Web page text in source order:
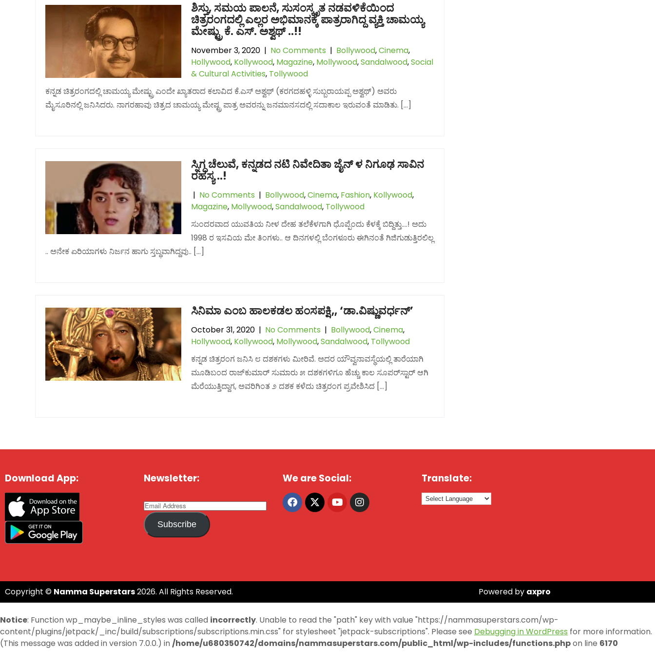
ಶಿಸ್ತು, ಸಮಯ ಪಾಲನೆ, ಸುಸಂಸ್ಕೃತ ನಡವಳಿಕೆಯಿಂದ
ಚಿತ್ರರಂಗದಲ್ಲಿ ಎಲ್ಲರ ಅಭಿಮಾನಕ್ಕೆ ಪಾತ್ರರಾಗಿದ್ದ ವ್ಯಕ್ತಿ ಚಾಮಯ್ಯ
ಮೇಷ್ಟ್ರು ಕೆ. ಎಸ್. ಅಶ್ವಥ್ ..!!
November 3, 2020 | No Comments | Bollywood,Cinema,
Hollywood, Kollywood, Magazine, Mollywood,Sandalwood,Social
& Cultural Activities, Tollywood
ಕನ್ನಡ ಚಿತ್ರರಂಗದಲ್ಲಿ ಚಾಮಯ್ಯ ಮೇಷ್ಟ್ರು ಎಂದೇ ಖ್ಯಾತರಾದ ಕಲಾವಿದ ಕೆ.ಎಸ್ ಅಶ್ವಥ್ (ಕರಗದಹಳ್ಳಿ ಸುಬ್ಬರಾಯಪ್ಪ ಅಶ್ವಥ್) ಅವರು
ಮೈಸೂರಿನಲ್ಲಿ ಜನಿಸಿದರು. ನಾಗರಹಾವು ಚಿತ್ರದ ಚಾಮಯ್ಯ ಮೇಷ್ಟ್ರ ಪಾತ್ರ ಅವರನ್ನು ಜನಮಾನಸದಲ್ಲಿ ಸದಾಕಾಲ ಇರುವಂತೆ ಮಾಡಿತು. […]
ಸ್ನಿಗ್ಧ ಚೆಲುವೆ, ಕನ್ನಡದ ನಟಿ ನಿವೇದಿತಾ ಜೈನ್ ಳ ನಿಗೂಢ ಸಾವಿನ
ರಹಸ್ಯ ..!
| No Comments | Bollywood,Cinema, Fashion, Kollywood,
Magazine, Mollywood,Sandalwood, Tollywood
ಸುಂದರವಾದ ಯುವತಿಯ ನೀಳ ದೇಹ ತಲೆಕೆಳಗಾಗಿ ಧೊಪ್ಪೆಂದು ಕೆಳಕ್ಕೆ ಬಿದ್ದಿತ್ತು….! ಅದು
1998 ರ ಇಸವಿಯ ಮೇ ತಿಂಗಳು.. ಆ ದಿನಗಳಲ್ಲಿ ಬೆಂಗಳೂರು ಈಗಿನಂತೆ ಗಿಜಿಗುಡುತ್ತಿರಲಿಲ್ಲ‌‌
.. ಅನೇಕ ಏರಿಯಾಗಳು ನಿರ್ಜನ ಹಾಗು ಸ್ತಬ್ಧವಾಗಿದ್ದವು.. […]
ಸಿನಿಮಾ ಎಂಬ ಹಾಲಕಡಲ ಹಂಸಪಕ್ಷಿ,, ‘ಡಾ.ವಿಷ್ಣುವರ್ಧನ್’
October 31, 2020 | No Comments | Bollywood,Cinema,
Hollywood, Kollywood, Mollywood,Sandalwood, Tollywood
ಕನ್ನಡ ಚಿತ್ರರಂಗ ಜನಿಸಿ ೮ ದಶಕಗಳು ಮೀರಿವೆ. ಅದರ ಯೌವ್ವನಾವಸ್ಥೆಯಲ್ಲಿ ತಾರೆಯಾಗಿ
ಮೂಡಿಬಂದ ರಾಜ್‌ಕುಮಾರ್ ಸುಮಾರು ೫ ದಶಕಗಳಿಗೂ ಹೆಚ್ಚು ಕಾಲ ಸೂಪರ್‌ಸ್ಟಾರ್ ಆಗಿ
ಮೆರೆಯುತ್ತಿದ್ದಾಗ, ಅವರಿಗಿಂತ ೨ ದಶಕ ಕಳೆದು ಚಿತ್ರರಂಗ ಪ್ರವೇಶಿಸಿದ […]
Download App: Newsletter:
Subscribe
We are Social: Translate:
Copyright © Namma Superstars2026. All Rights Reserved. Powered by axpro
Notice: Function wp_maybe_inline_styles was called incorrectly. Unable to read the "path" key with value "https://nammasuperstars.com/wp-
content/plugins/jetpack/_inc/build/subscriptions/subscriptions.min.css" for stylesheet "jetpack-subscriptions". Please see Debugging in WordPress for more information.
(This message was added in version 7.0.0.) in /home/u680350742/domains/nammasuperstars.com/public_html/wp-includes/functions.phpon line 6170